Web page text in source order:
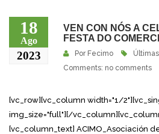
18
Ago
2023
VEN CON NÓS A
FESTA DO
Por Fecimo
Comments: no comments
[vc_row][vc_column width="1/
img_size="full"][/
[vc_column_text] ACIMO_Asociación